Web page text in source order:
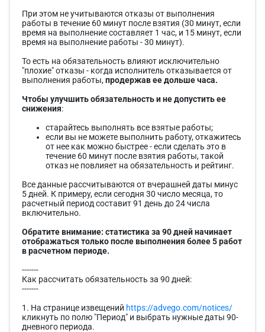
При этом не учитываются отказы от выполнения
работы в течение 60 минут после взятия (30 минут, если
время на выполнение составляет 1 час, и 15 минут, если
время на выполнение работы - 30 минут).
То есть на обязательность влияют исключительно
"плохие" отказы - когда исполнитель отказывается от
выполнения работы,продержав ее дольше часа.
Чтобы улучшить обязательность и не допустить ее
снижения:
старайтесь выполнять все взятые работы;
если вы не можете выполнить работу, откажитесь
от нее как можно быстрее - если сделать это в
течение 60 минут после взятия работы, такой
отказ не повлияет на обязательность и рейтинг.
Все данные рассчитываются от вчерашней даты минус
5 дней. К примеру, если сегодня 30 число месяца, то
расчетный период составит 91 день до 24 числа
включительно.
Обратите внимание: статистика за 90 дней начинает
отображаться только после выполнения более 5 работ
в расчетном периоде.
-------
Как рассчитать обязательность за 90 дней:
-------
1. На странице извещений https://advego.com/notices/
кликнуть по полю "Период" и выбрать нужные даты 90-
дневного периода.